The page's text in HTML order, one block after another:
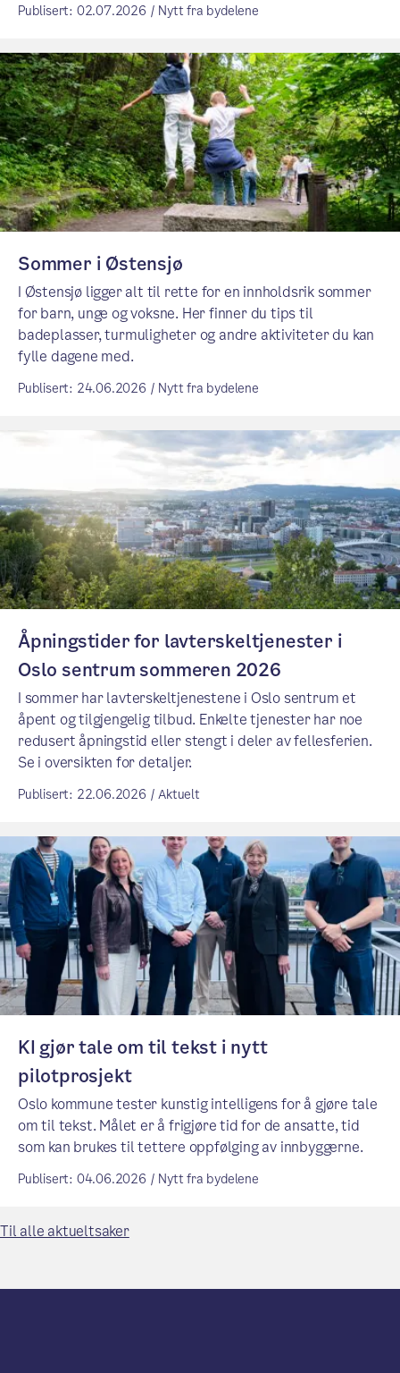
Publisert: 02.07.2026 / Nytt fra bydelene
Sommer i Østensjø
I Østensjø ligger alt til rette for en innholdsrik sommer
for barn, unge og voksne. Her finner du tips til
badeplasser, turmuligheter og andre aktiviteter du kan
fylle dagene med.
Publisert: 24.06.2026 / Nytt fra bydelene
Åpningstider for lavterskeltjenester i
Oslo sentrum sommeren 2026
I sommer har lavterskeltjenestene i Oslo sentrum et
åpent og tilgjengelig tilbud. Enkelte tjenester har noe
redusert åpningstid eller stengt i deler av fellesferien.
Se i oversikten for detaljer.
Publisert: 22.06.2026 / Aktuelt
KI gjør tale om til tekst i nytt
pilotprosjekt
Oslo kommune tester kunstig intelligens for å gjøre tale
om til tekst. Målet er å frigjøre tid for de ansatte, tid
som kan brukes til tettere oppfølging av innbyggerne.
Publisert: 04.06.2026 / Nytt fra bydelene
Til alle aktueltsaker